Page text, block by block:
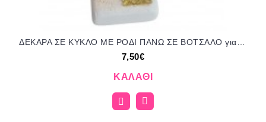
7,50€
ΚΑΛΆΘΙ